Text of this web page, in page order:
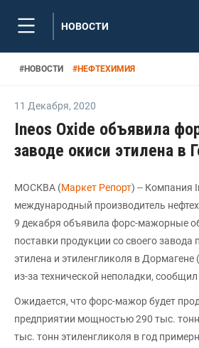
НОВОСТИ
#НОВОСТИ #НЕФТЕХИМИЯ
11 Декабря, 2020
Ineos Oxide объявила
заводе окиси этилена в
МОСКВА (Маркет Репорт) -- Компания
международный производитель
9 декабря объявила форс-мажорные
поставки продукции со своего завода
этилена и этиленгликоля в Дормагене
из-за технической неполадки, сообщил
Ожидается, что форс-мажор будет
предприятии мощностью 290 тыс.
тыс. тонн этиленгликоля в год